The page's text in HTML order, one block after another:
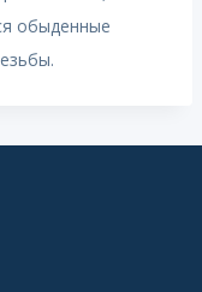
обыденные